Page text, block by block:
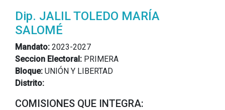
Dip. JALIL TOLEDO MARÍA
SALOMÉ
Mandato: 2023-2027
Seccion Electoral: PRIMERA
Bloque: UNIÓN Y LIBERTAD
Distrito:
COMISIONES QUE INTEGRA: